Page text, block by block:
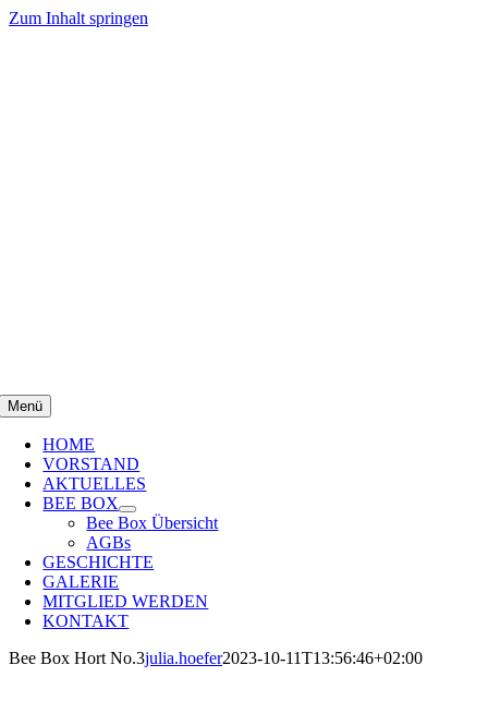
Zum Inhalt springen
Menü
HOME
VORSTAND
AKTUELLES
BEE BOX
Bee Box Übersicht
AGBs
GESCHICHTE
GALERIE
MITGLIED WERDEN
KONTAKT
Bee Box Hort No.3julia.hoefer2023-10-11T13:56:46+02:00